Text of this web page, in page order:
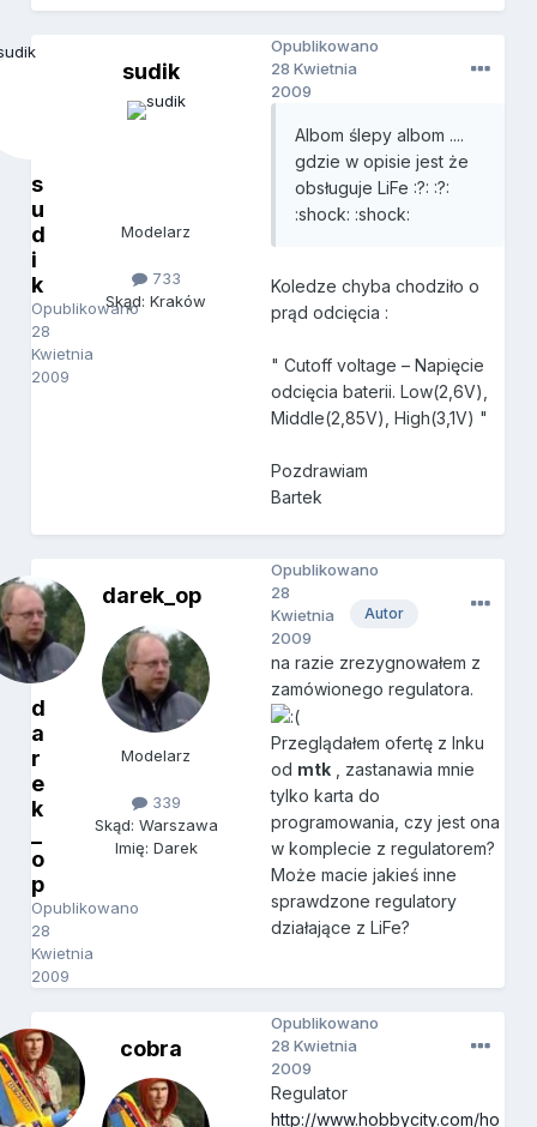
s
u
d
i
k
Opublikowano
28
Kwietnia
2009
sudik
Modelarz
733
Skąd: Kraków
Opublikowano
28 Kwietnia
2009
Albom ślepy albom ....
gdzie w opisie jest że
obsługuje LiFe :?: :?:
:shock: :shock:
Koledze chyba chodziło o
prąd odcięcia :
" Cutoff voltage – Napięcie
odcięcia baterii. Low(2,6V),
Middle(2,85V), High(3,1V) "
Pozdrawiam
Bartek
d
a
r
e
k
o
p
Opublikowano
28
Kwietnia
2009
darek_op
Modelarz
339
Skąd: Warszawa
Imię: Darek
Autor
Opublikowano
28
Kwietnia
2009
na razie zrezygnowałem z
zamówionego regulatora.
Przeglądałem ofertę z lnku
od mtk , zastanawia mnie
tylko karta do
programowania, czy jest ona
w komplecie z regulatorem?
Może macie jakieś inne
sprawdzone regulatory
działające z LiFe?
cobra
Opublikowano
28 Kwietnia
2009
Regulator
http://www.hobbycity.com/ho